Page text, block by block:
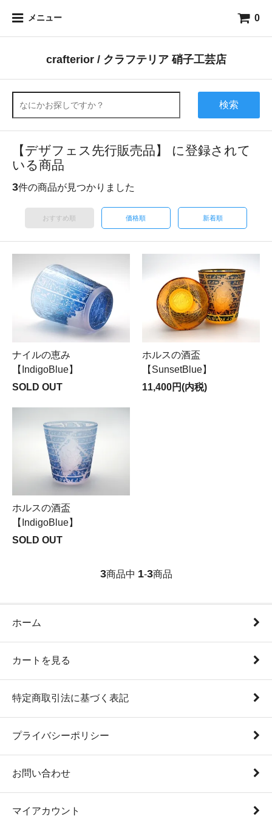
メニュー 0
crafterior / クラフテリア 硝子工芸店
検索
【デザフェス先行販売品】 に登録されて
いる商品
3件の商品が見つかりました
おすすめ順 価格順 新着順
ナイルの恵み
【IndigoBlue】
SOLD OUT
ホルスの酒盃
【SunsetBlue】
11,400円(内税)
ホルスの酒盃
【IndigoBlue】
SOLD OUT
3商品中 1-3商品
ホーム
カートを見る
特定商取引法に基づく表記
プライバシーポリシー
お問い合わせ
マイアカウント